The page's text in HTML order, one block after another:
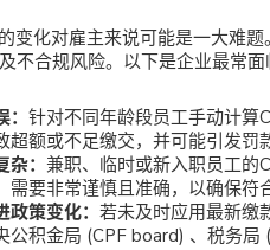
变化对雇主来说可能是一大难
不合规风险。以下是企业最常面
针对不同年龄段员工手动计算
超额或不足缴交，并可能引发罚
： 兼职、临时或新入职员工的
需要非常谨慎且准确，以确保符
策变化： 若未及时应用最新缴
公积金局 (CPF board) 、税务